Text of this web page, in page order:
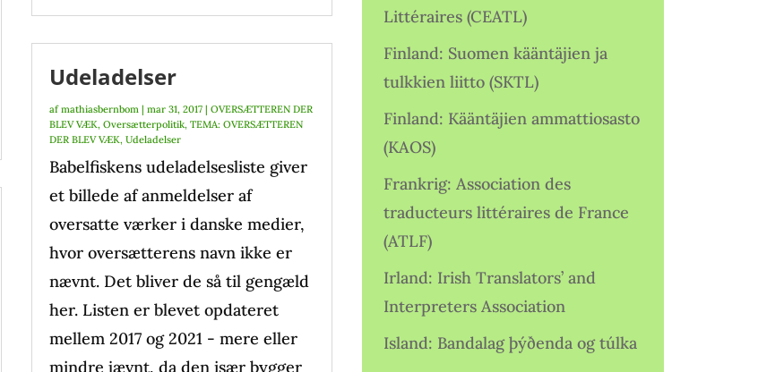
Udeladelser
afmathiasbernbom| mar 31, 2017| OVERSÆTTEREN DER
BLEV VÆK, Oversætterpolitik, TEMA: OVERSÆTTEREN
DER BLEV VÆK, Udeladelser
Babelfiskens udeladelsesliste giver
et billede af anmeldelser af
oversatte værker i danske medier,
hvor oversætterens navn ikke er
nævnt. Det bliver de så til gengæld
her. Listen er blevet opdateret
mellem 2017 og 2021 - mere eller
mindre jævnt, da den især bygger
Littéraires (CEATL)
Finland: Suomen kääntäjien ja
tulkkien liitto (SKTL)
Finland: Kääntäjien ammattiosasto
(KAOS)
Frankrig: Association des
traducteurs littéraires de France
(ATLF)
Irland: Irish Translators’ and
Interpreters Association
Island: Bandalag þýðenda og túlka